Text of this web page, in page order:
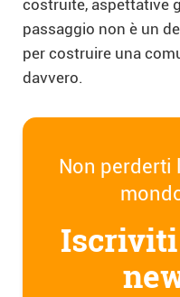
costruite, aspettative
passaggio non è un
per costruire una
davvero.
Non perderti